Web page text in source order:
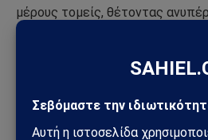
μέρους τομείς, θέτοντας
Ο Ρ. Τ. Ερντογάν όμως επιμένει
βήματα να θέτει τις βάσεις για